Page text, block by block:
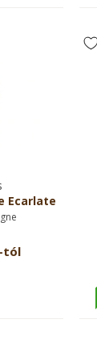
Ecarlate
tól